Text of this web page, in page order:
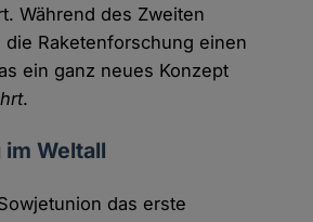
Während des Zweiten
die Raketenforschung einen
ein ganz neues Konzept
.
im Weltall
das erste